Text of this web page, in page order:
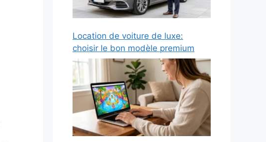
Location de voiture de luxe:
choisir le bon modèle premium